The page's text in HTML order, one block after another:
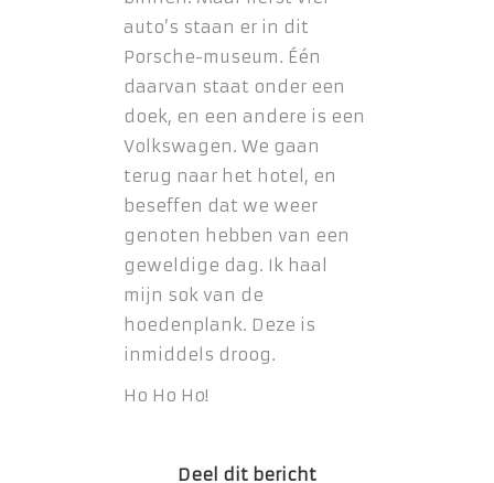
auto’s staan er in dit
Porsche-museum. Één
daarvan staat onder een
doek, en een andere is een
Volkswagen. We gaan
terug naar het hotel, en
beseffen dat we weer
genoten hebben van een
geweldige dag. Ik haal
mijn sok van de
hoedenplank. Deze is
inmiddels droog.
Ho Ho Ho!
Deel dit bericht